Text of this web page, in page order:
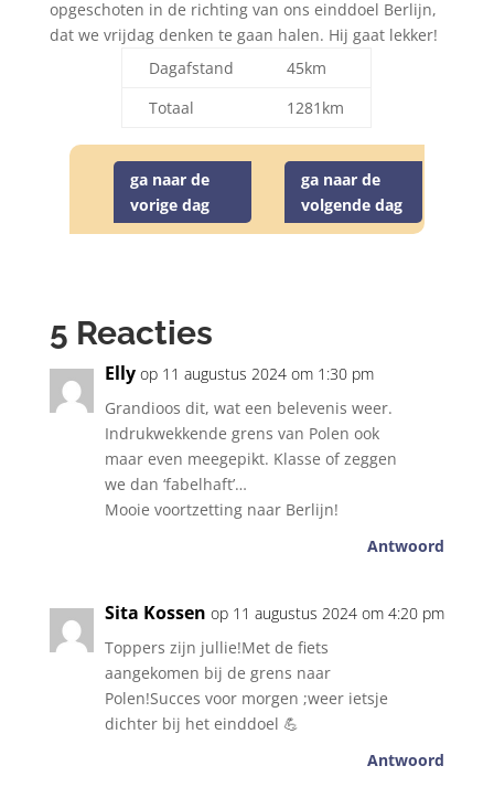
opgeschoten in de richting van ons einddoel Berlijn,
dat we vrijdag denken te gaan halen. Hij gaat lekker!
Dagafstand
45km
Totaal
1281km
ga naar de
vorige dag
ga naar de
volgende dag
5 Reacties
Elly op 11 augustus 2024 om 1:30 pm
Grandioos dit, wat een belevenis weer.
Indrukwekkende grens van Polen ook
maar even meegepikt. Klasse of zeggen
we dan ‘fabelhaft’…
Mooie voortzetting naar Berlijn!
Antwoord
Sita Kossen op 11 augustus 2024 om 4:20 pm
Toppers zijn jullie!Met de fiets
aangekomen bij de grens naar
Polen!Succes voor morgen ;weer ietsje
dichter bij het einddoel 💪
Antwoord